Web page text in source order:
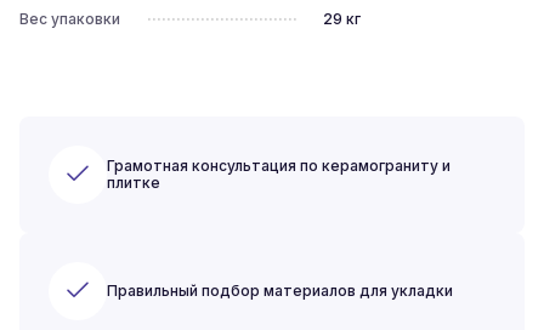
Вес упаковки
29 кг
Грамотная консультация по керамограниту и
плитке
Правильный подбор материалов для укладки